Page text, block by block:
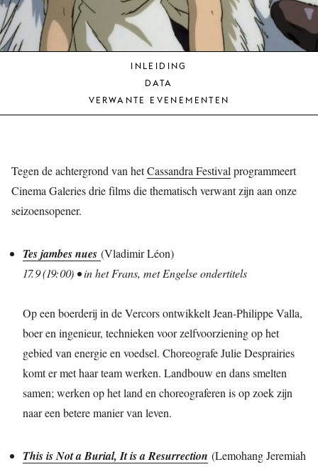
DE
MUNT
INLEIDING
DATA
VERWANTE EVENEMENTEN
Tegen de achtergrond van hetCassandra Festival programmeert
Cinema Galeries drie films die thematisch verwant zijn aan onze
seizoensopener.
Tes jambes nues (Vladimir Léon)
17.9 (19:00) • in het Frans, met Engelse ondertitels
Op een boerderij in de Vercors ontwikkelt Jean-Philippe Valla,
boer en ingenieur, technieken voor zelfvoorziening op het
gebied van energie en voedsel. Choreografe Julie Desprairies
komt er met haar team werken. Landbouw en dans smelten
samen; werken op het land en choreograferen is op zoek zijn
naar een betere manier van leven.
This is Not a Burial, It is a Resurrection (Lemohang Jeremiah